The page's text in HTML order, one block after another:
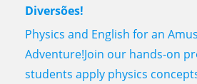
Diversões!
Physics and English for an
Adventure!Join our hands-on
students apply physics